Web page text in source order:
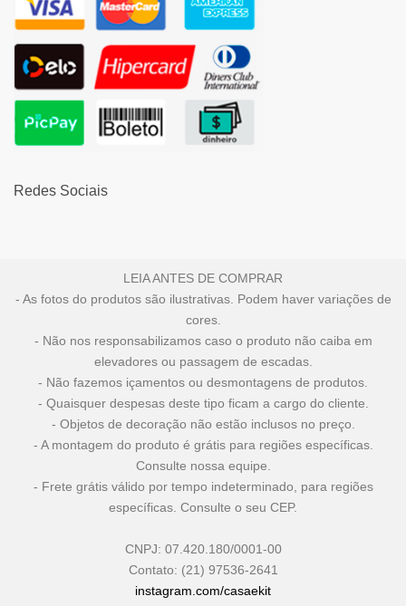
Redes Sociais
LEIA ANTES DE COMPRAR
- As fotos do produtos são ilustrativas. Podem haver variações de
cores.
- Não nos responsabilizamos caso o produto não caiba em
elevadores ou passagem de escadas.
- Não fazemos içamentos ou desmontagens de produtos.
- Quaisquer despesas deste tipo ficam a cargo do cliente.
- Objetos de decoração não estão inclusos no preço.
- A montagem do produto é grátis para regiões específicas.
Consulte nossa equipe.
- Frete grátis válido por tempo indeterminado, para regiões
específicas. Consulte o seu CEP.
CNPJ: 07.420.180/0001-00
Contato: (21) 97536-2641
instagram.com/casaekit